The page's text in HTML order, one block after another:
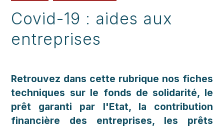
Covid-19 : aides aux
entreprises
Retrouvez dans cette rubrique nos fiches
techniques sur le fonds de solidarité, le
prêt garanti par l'Etat, la contribution
financière des entreprises, les prêts